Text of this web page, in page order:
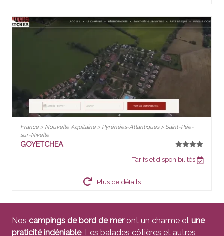
France > Nouvelle Aquitaine > Pyrénées-Atlantiques > Saint-Pée-
sur-Nivelle
GOYETCHEA
Tarifs et disponibilités
Plus de détails
Nos campings de bord de meront un charme et une
praticité indéniable. Les balades côtières et autres